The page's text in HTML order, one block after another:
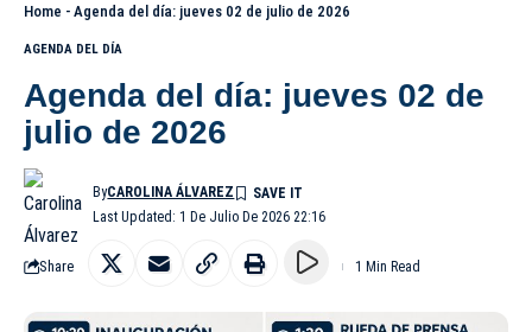
Home - Agenda del día: jueves 02 de julio de 2026
AGENDA DEL DÍA
Agenda del día: jueves 02 de
julio de 2026
Last Updated: 1 De Julio De 2026 22:16
ByCAROLINA ÁLVAREZ
Share 1 Min Read